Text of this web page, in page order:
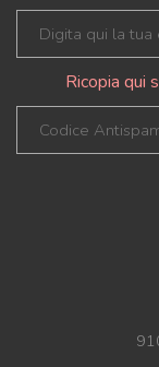
Ricopia qui